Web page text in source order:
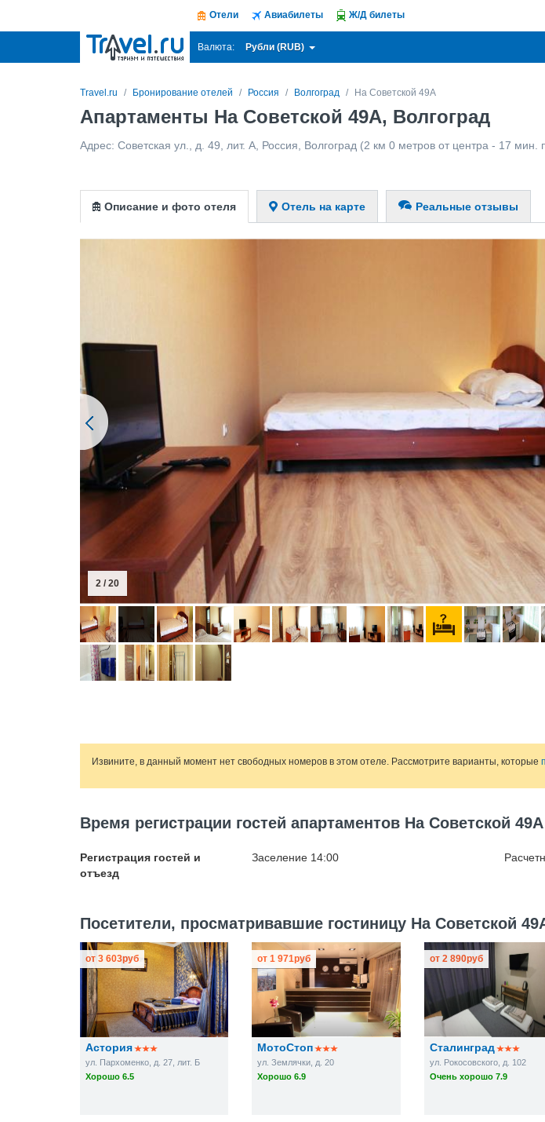
Отели Авиабилеты Ж/Д билеты
Валюта: Рубли (RUB)
Travel.ru Бронирование отелей Россия Волгоград На Советской 49А
Апартаменты На Советской 49А, Волгоград
Адрес: Советская ул., д. 49, лит. А Россия Волгоград (2 км 0 метров от центра - 17 мин.
Описание и фото отеля Отель на карте Реальные отзывы
2 / 20
Извините, в данный момент нет свободных номеров в этом отеле. Рассмотрите варианты, которые
Время регистрации гостей апартаментов На Советской 49А
Регистрация гостей и
отъезд
Заселение 14:00
Посетители, просматривавшие гостиницу На Советской
Астория
ул. Пархоменко, д. 27, лит. Б
Хорошо 6.5
от 3 603руб
МотоСтоп
ул. Землячки, д. 20
Хорошо 6.9
от1 971руб
Сталинград
ул. Рокосовского, д. 102
Очень хорошо 7.9
от 2 890руб